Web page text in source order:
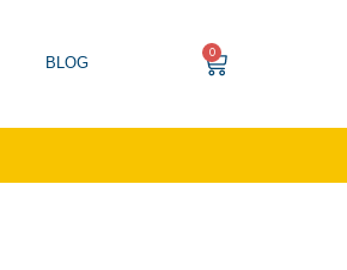
BLOG
0